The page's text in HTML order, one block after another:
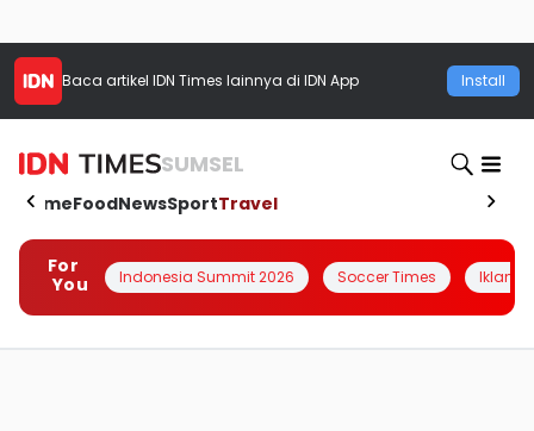
Baca artikel IDN Times lainnya di IDN App Install
SUMSEL
HomeFoodNewsSportTravel
For
You
Indonesia Summit 2026 Soccer Times Iklanin